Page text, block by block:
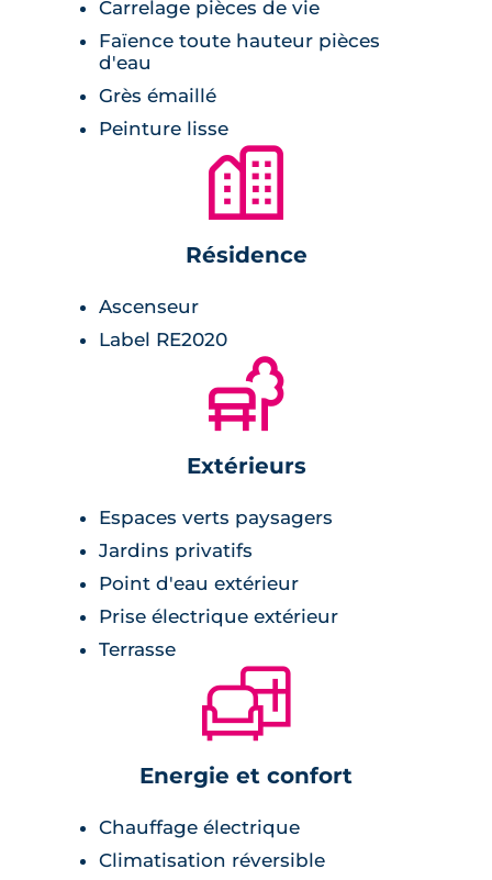
Carrelage pièces de vie
Faïence toute hauteur pièces
d'eau
Grès émaillé
Peinture lisse
🏙
Résidence
Ascenseur
Label RE2020
🌲
Extérieurs
Espaces verts paysagers
Jardins privatifs
Point d'eau extérieur
Prise électrique extérieur
Terrasse
🛋
Energie et confort
Chauffage électrique
Climatisation réversible